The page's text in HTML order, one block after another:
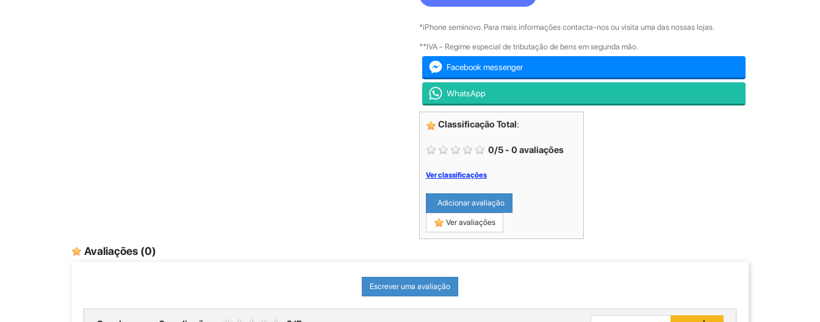
*iPhone seminovo. Para mais informações contacta-nos ou visita uma das nossas lojas.
**IVA - Regime especial de tributação de bens em segunda mão.
Facebook messenger
WhatsApp
Classificação Total:
0/5 - 0 avaliações
Ver classificações
Adicionar avaliação
Ver avaliações
Avaliações (0)
Escrever uma avaliação